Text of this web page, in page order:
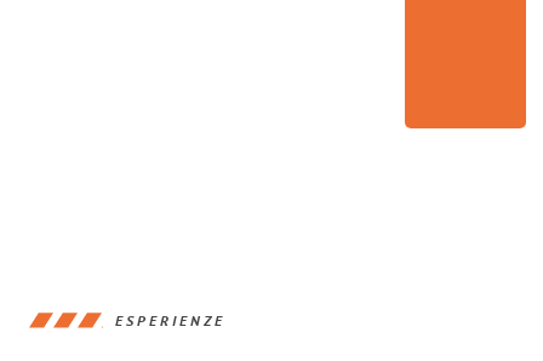
ESPERIENZE